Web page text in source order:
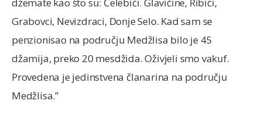
džemate kao što su: Čelebići. Glavičine, Ribići,
Grabovci, Nevizdraci, Donje Selo. Kad sam se
penzionisao na području Medžlisa bilo je 45
džamija, preko 20 mesdžida. Oživjeli smo vakuf.
Provedena je jedinstvena članarina na području
Medžlisa.”